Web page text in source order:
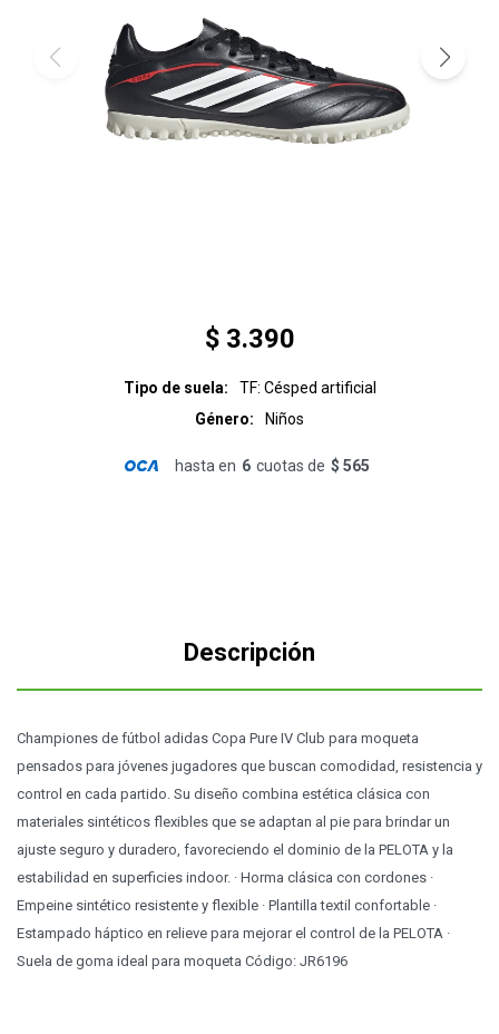
$ 3.390
Tipo de suela
TF: Césped artificial
Género
Niños
hasta en 6 cuotas de $ 565
Descripción
Championes de fútbol adidas Copa Pure IV Club para moqueta
pensados para jóvenes jugadores que buscan comodidad, resistencia y
control en cada partido. Su diseño combina estética clásica con
materiales sintéticos flexibles que se adaptan al pie para brindar un
ajuste seguro y duradero, favoreciendo el dominio de la PELOTA y la
estabilidad en superficies indoor. · Horma clásica con cordones ·
Empeine sintético resistente y flexible · Plantilla textil confortable ·
Estampado háptico en relieve para mejorar el control de la PELOTA ·
Suela de goma ideal para moqueta Código: JR6196